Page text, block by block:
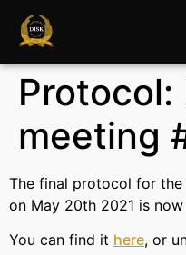
Protocol:
meeting
The final protocol for
on May 20th 2021 is
You can find it here, or